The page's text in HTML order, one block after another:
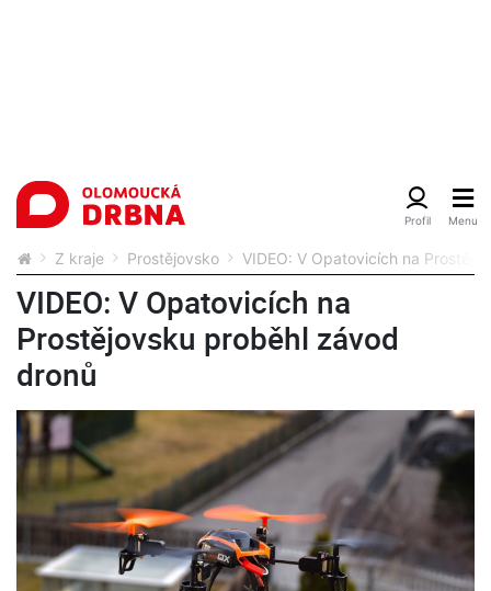
Z kraje Prostějovsko VIDEO: V Opatovicích na
VIDEO: V Opatovicích na
Prostějovsku proběhl závod
dronů